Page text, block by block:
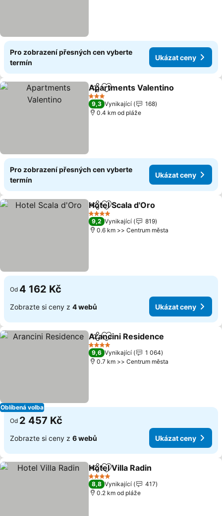
Pro zobrazení přesných cen vyberte
termín
Ukázat ceny
SdíletPřidat na seznam oblíbených
Apartments Valentino
3 Počet hvězdiček
9,3 Vynikající
168
0.4 km od pláže
Pro zobrazení přesných cen vyberte
termín
Ukázat ceny
SdíletPřidat na seznam oblíbených
Hotel Scala d'Oro
4 Počet hvězdiček
9,2 Vynikající
819
0.6 km >> Centrum města
Od 4 162 Kč
Zobrazte si ceny z 4 webů Ukázat ceny
Oblíbená volba
SdíletPřidat na seznam oblíbených
Arancini Residence
4 Počet hvězdiček
9,6 Vynikající
1 064
0.7 km >> Centrum města
Od 2 457 Kč
Zobrazte si ceny z 6 webů Ukázat ceny
SdíletPřidat na seznam oblíbených
Hotel Villa Radin
4 Počet hvězdiček
8,8 Vynikající
417
0.2 km od pláže